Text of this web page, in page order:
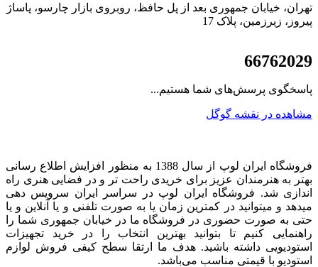
تهران، خیابان جمهوری بعد از پل حافظ، روبروی بازار چارسو، پاساژ
پیروز، زیرزمین، پلاک 17
66762029
پاسخگوی پرسش‌های شما هستیم...
مشاهده در نقشه گوگل
فروشگاه ایران لوپ از سال 1388 به منظور افزایش اطلاع رسانی
بهتر به هنرمندان عزیز برای خریدی راحت تر و در فضایی هنری راه
اندازی شد. فروشگاه ایران لوپ در سراسر ایران سرویس دهی
میدهد و میتوانید در کمترین زمان یا به صورت تلفنی و یا آنلاین و یا
حتی به صورت حضوری در فروشگاه ما در خیابان جمهوری شما را
راهنمایی کنیم تا بتوانید بهترین انتخاب را در خرید تجهیزات
استودیویی داشته باشید. هدف ما ارتقا سطح کیفی فروش لوازم
استودیو با قیمتی مناسب می‌باشد.